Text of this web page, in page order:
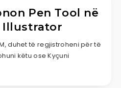
Pen Tool në
Illustrator
duhet të regjistroheni për të
këtu ose Kyçuni